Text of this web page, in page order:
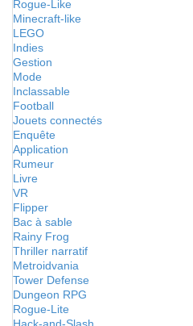
Rogue-Like
Minecraft-like
LEGO
Indies
Gestion
Mode
Inclassable
Football
Jouets connectés
Enquête
Application
Rumeur
Livre
VR
Flipper
Bac à sable
Rainy Frog
Thriller narratif
Metroidvania
Tower Defense
Dungeon RPG
Rogue-Lite